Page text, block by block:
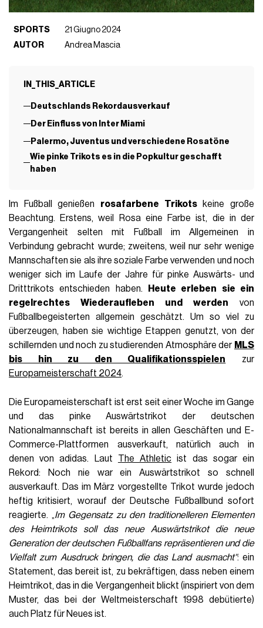
SPORTS
21 Giugno 2024
AUTOR
Andrea Mascia
IN_THIS_ARTICLE
Deutschlands Rekordausverkauf
Der Einfluss von Inter Miami
Palermo, Juventus und verschiedene Rosatöne
Wie pinke Trikots es in die Popkultur geschafft
haben
Im Fußball genießen rosafarbene Trikotskeine große
Beachtung. Erstens, weil Rosa eine Farbe ist, die in der
Vergangenheit selten mit Fußball im Allgemeinen in
Verbindung gebracht wurde; zweitens, weil nur sehr wenige
Mannschaften sie als ihre soziale Farbe verwenden und noch
weniger sich im Laufe der Jahre für pinke Auswärts- und
Dritttrikots entschieden haben.
Heute erleben sie ein
regelrechtes Wiederaufleben und werden von
Fußballbegeisterten allgemein geschätzt. Um so viel zu
überzeugen, haben sie wichtige Etappen genutzt, von der
schillernden und noch zu studierenden Atmosphäre der MLS
bis hin zu den Qualifikationsspielen zur
Europameisterschaft 2024.
Die Europameisterschaft ist erst seit einer Woche im Gange
und das pinke Auswärtstrikot der deutschen
Nationalmannschaft ist bereits in allen Geschäften und E-
Commerce-Plattformen ausverkauft, natürlich auch in
denen von adidas. Laut The Athletic ist das sogar ein
Rekord: Noch nie war ein Auswärtstrikot so schnell
ausverkauft. Das im März vorgestellte Trikot wurde jedoch
heftig kritisiert, worauf der Deutsche Fußballbund sofort
reagierte. „Im Gegensatz zu den traditionelleren Elementen
des Heimtrikots soll das neue Auswärtstrikot die neue
Generation der deutschen Fußballfans repräsentieren und die
Vielfalt zum Ausdruck bringen, die das Land ausmacht“: ein
Statement, das bereit ist, zu bekräftigen, dass neben einem
Heimtrikot, das in die Vergangenheit blickt (inspiriert von dem
Muster, das bei der Weltmeisterschaft 1998 debütierte)
auch Platz für Neues ist.